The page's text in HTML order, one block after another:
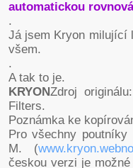
automatickou
.
Já jsem Kryon milující
všem.
.
A tak to je.
KRYONZdroj
Filters.
Poznámka ke
Pro všechny
M. (
českou verzi je